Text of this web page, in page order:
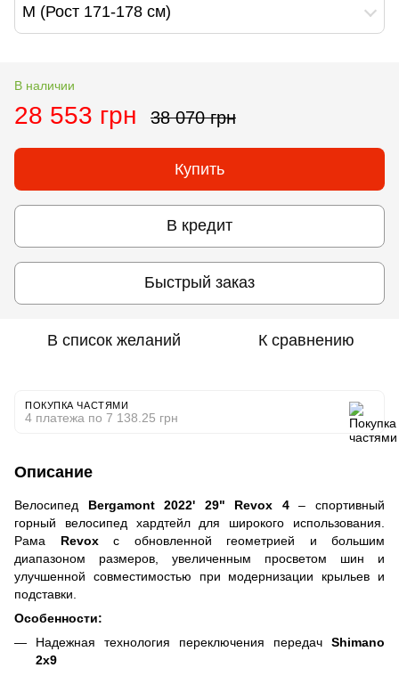
M (Рост 171-178 см)
В наличии
28 553 грн 38 070 грн
Купить
В кредит
Быстрый заказ
В список желаний К сравнению
ПОКУПКА ЧАСТЯМИ
4 платежа по 7 138.25 грн
Описание
Велосипед Bergamont 2022' 29" Revox 4– спортивный
горный велосипед хардтейл для широкого использования.
Рама Revoxс обновленной геометрией и большим
диапазоном размеров, увеличенным просветом шин и
улучшенной совместимостью при модернизации крыльев и
подставки.
Особенности:
Надежная технология переключения передач Shimano
2x9